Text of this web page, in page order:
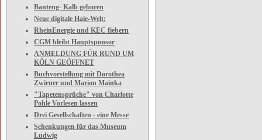
Banteng- Kalb geboren
Neue digitale Haie-Welt:
RheinEnergie und KEC fiebern
CGM bleibt Hauptsponsor
ANMELDUNG FÜR RUND UM
KÖLN GEÖFFNET
Buchvorstellung mit Dorothea
Zwirner und Marion Mainka
"Tapetensprüche" von Charlotte
Pohle Vorlesen lassen
Drei Gesellschaften - eine Messe
Schenkungen für das Museum
Ludwig